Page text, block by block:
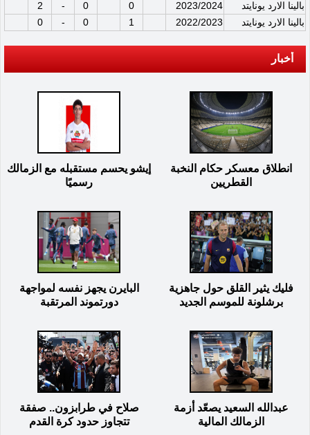
بالينا الارد يونايتد
2023/2024
0
0
-
2
بالينا الارد يونايتد
2022/2023
1
0
-
0
أخبار
انطلاق معسكر حكام النخبة
القطريين
إيشو يحسم مستقبله مع الزمالك
رسميًا
فليك يثير القلق حول جاهزية
برشلونة للموسم الجديد
البايرن يجهز نفسه لمواجهة
دورتموند المرتقبة
عبدالله السعيد يصعّد أزمة
الزمالك المالية
صلاح في طرابزون.. صفقة
تتجاوز حدود كرة القدم